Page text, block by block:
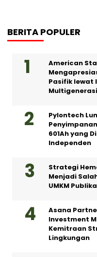
BERITA POPULER
American
Pasifik lewat
Multigenerasi
Pylontech
601Ah yang
Independen
Strategi
Menjadi
UMKM
Asana
Investment
Kemitraan
Lingkungan